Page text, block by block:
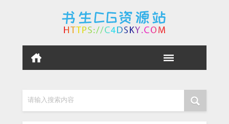
请输入搜索内容